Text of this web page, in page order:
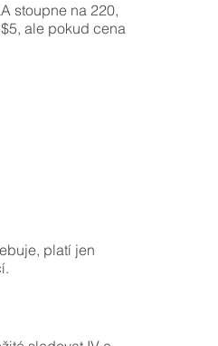
stoupne na 220,
ale pokud cena
platí jen